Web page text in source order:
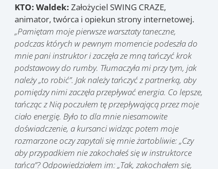
KTO: Waldek: Założyciel SWING CRAZE,
animator, twórca i opiekun strony internetowej.
„Pamiętam moje pierwsze warsztaty taneczne,
podczas których w pewnym momencie podeszła do
mnie pani instruktor i zaczęła ze mną tańczyć krok
podstawowy do rumby. Tłumaczyła mi przy tym, jak
należy „to robić”. Jak należy tańczyć z partnerką, aby
pomiędzy nimi zaczęła przepływać energia. Co lepsze,
tańcząc z Nią poczułem tę przepływającą przez moje
ciało energię. Było to dla mnie niesamowite
doświadczenie, a kursanci widząc potem moje
rozmarzone oczy zapytali się mnie żartobliwie: „Czy
aby przypadkiem nie zakochałeś się w instruktorce
tańca”? Odpowiedziałem im: „Tak, zakochałem się,